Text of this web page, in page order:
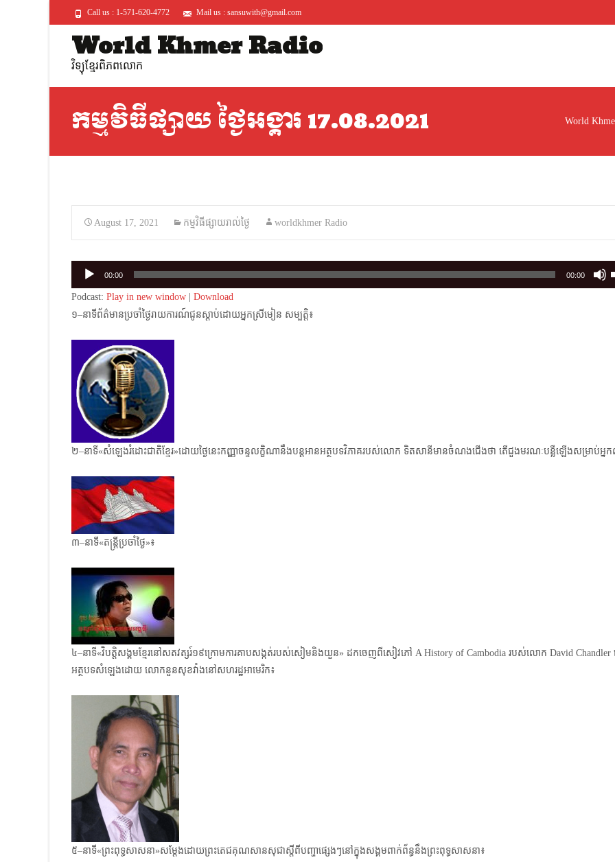
Call us : 1-571-620-4772 Mail us : sansuwith@gmail.com
World Khmer Radio
វិទ្យុខ្មែរពិភពលោក
កម្មវិធីផ្សាយ ថ្ងៃអង្គារ 17.08.2021 World
August 17, 2021 កម្មវិធីផ្សាយរាល់ថ្ងៃ worldkhmer Radio
Audio
Player
00:00 00:00
Podcast: Play in new window
Download
១–នាទីព័ត៌មានប្រចាំថ្ងៃរាយការណ៍ជូនស្តាប់ដោយអ្នកស្រីមៀន សម្បត្តិ៖
២–នាទី«សំឡេងរំដោះជាតិខ្មែរ»ដោយថ្ងៃនេះកញ្ញាចន្ទលក្ខិណានឹងបន្តអានអត្ថបទវិភាគរបស់លោក ទិតសានីមានចំណងជើងថា តើជួងមរណៈបន្លឺឡើងសម្រាប់អ្ន
៣–នាទី«តន្ត្រីប្រចាំថ្ងៃ»៖
៤–នាទី«វិបត្តិសង្គមខ្មែរនៅសតវត្សរ៍១៩ក្រោមការគាបសង្កត់របស់សៀមនិងយួន»​ ដកចេញពីសៀវភៅ A History of Cambodia របស់​លោក David Chandler
អត្ថបទ​សំឡេងដោយ លោកនួន​សុខវ៉ាងនៅសហរដ្ឋអាមេរិក៖
៥–នាទី«ព្រះពុទ្ធសាសនា»សម្តែងដោយព្រះតេជគុណសានសុជាស្តីពីបញ្ហាផ្សេងៗនៅក្នុងសង្គមពាក់​ព័ន្ធនឹងព្រះពុទ្ធសាសនា៖